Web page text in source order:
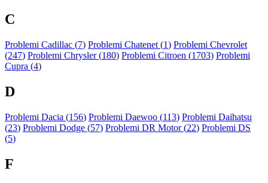
C
Problemi Cadillac (7) Problemi Chatenet (1) Problemi Chevrolet
(247) Problemi Chrysler (180) Problemi Citroen (1703) Problemi
Cupra (4)
D
Problemi Dacia (156) Problemi Daewoo (113) Problemi Daihatsu
(23) Problemi Dodge (57) Problemi DR Motor (22) Problemi DS
(5)
F